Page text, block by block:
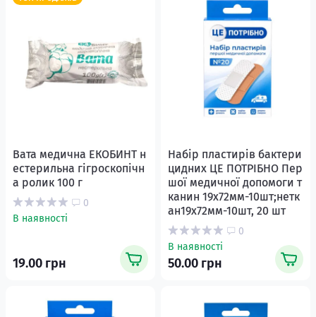
Вата медична ЕКОБИНТ н
естерильна гігроскопічн
а ролик 100 г
0
В наявності
19.00 грн
Набір пластирів бактери
цидних ЦЕ ПОТРІБНО Пер
шої медичної допомоги т
канин 19х72мм-10шт;нетк
ан19х72мм-10шт, 20 шт
0
В наявності
50.00 грн